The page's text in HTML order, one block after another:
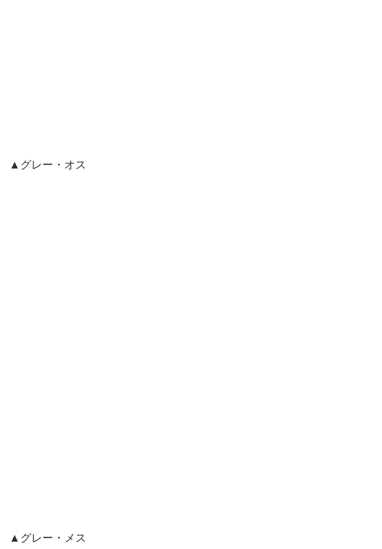
▲グレー・オス
▲グレー・メス